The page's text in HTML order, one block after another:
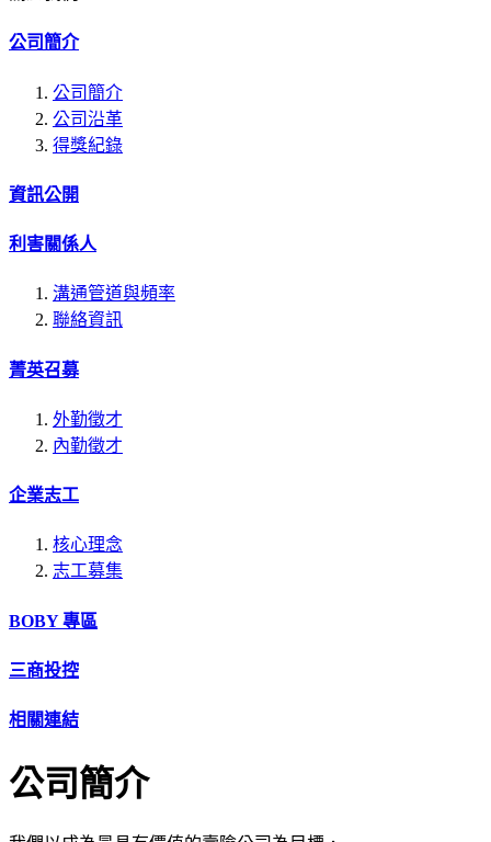
公司簡介
公司簡介
公司沿革
得獎紀錄
資訊公開
利害關係人
溝通管道與頻率
聯絡資訊
菁英召募
外勤徵才
內勤徵才
企業志工
核心理念
志工募集
BOBY 專區
三商投控
相關連結
公司簡介